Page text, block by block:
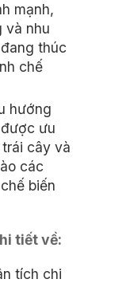
mạnh,
và nhu
thúc
chế
hướng
ưu
cây và
các
biến
tiết về:
tích chi